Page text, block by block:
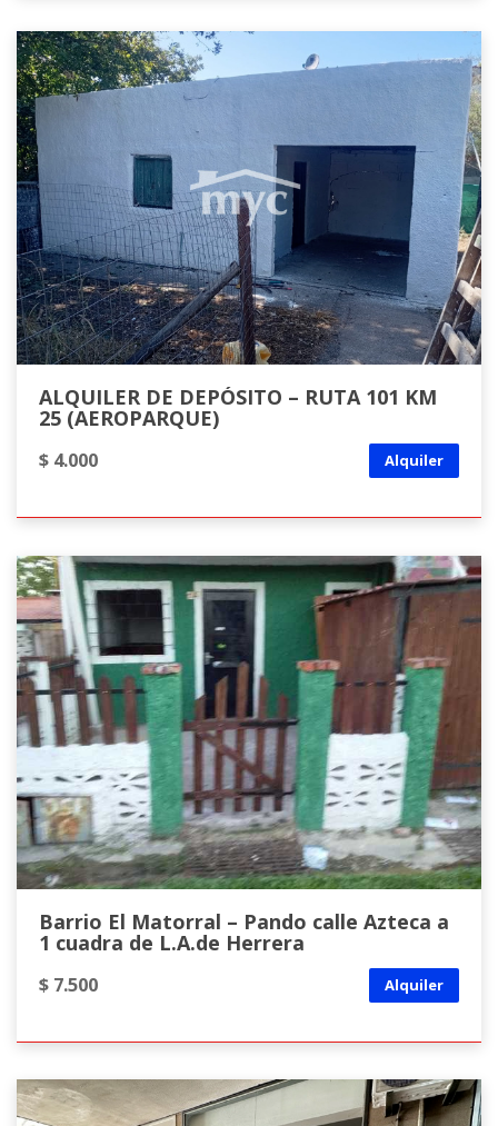
ALQUILER DE DEPÓSITO – RUTA 101 KM
25 (AEROPARQUE)
$ 4.000 Alquiler
Barrio El Matorral – Pando calle Azteca a
1 cuadra de L.A.de Herrera
$ 7.500 Alquiler